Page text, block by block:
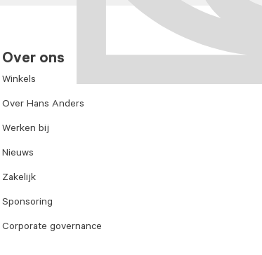
Over ons
Winkels
Over Hans Anders
Werken bij
Nieuws
Zakelijk
Sponsoring
Corporate governance